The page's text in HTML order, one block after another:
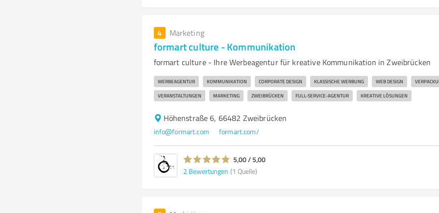
4 Marketing
formart culture - Kommunikation
formart culture - Ihre Werbeagentur für kreative Kommunikation in Zweibrücken
WERBEAGENTUR KOMMUNIKATION CORPORATE DESIGN KLASSISCHE WERBUNG WEB DESIGN
VERANSTALTUNGEN MARKETING ZWEIBRÜCKEN FULL-SERVICE-AGENTUR KREATIVE LÖSUNGEN
Höhenstraße 6, 66482 Zweibrücken
info@formart.com formart.com/
5,00 / 5,00
2 Bewertungen (1 Quelle)